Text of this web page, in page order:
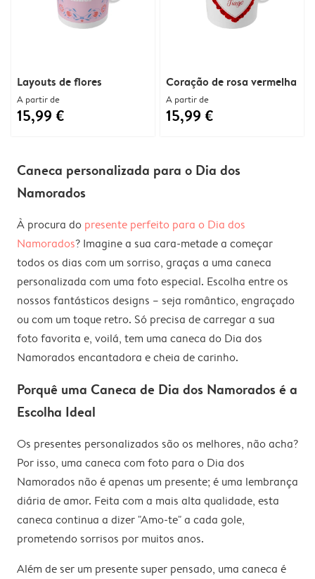
Coração de rosa vermelha
A partir de
15,99 €
Layouts de flores
A partir de
15,99 €
Caneca personalizada para o Dia dos
Namorados
À procura do presente perfeito para o Dia dos
Namorados? Imagine a sua cara-metade a começar
todos os dias com um sorriso, graças a uma caneca
personalizada com uma foto especial. Escolha entre os
nossos fantásticos designs – seja romântico, engraçado
ou com um toque retro. Só precisa de carregar a sua
foto favorita e, voilá, tem uma caneca do Dia dos
Namorados encantadora e cheia de carinho.
Porquê uma Caneca de Dia dos Namorados é a
Escolha Ideal
Os presentes personalizados são os melhores, não acha?
Por isso, uma caneca com foto para o Dia dos
Namorados não é apenas um presente; é uma lembrança
diária de amor. Feita com a mais alta qualidade, esta
caneca continua a dizer "Amo-te" a cada gole,
prometendo sorrisos por muitos anos.
Além de ser um presente super pensado, uma caneca é